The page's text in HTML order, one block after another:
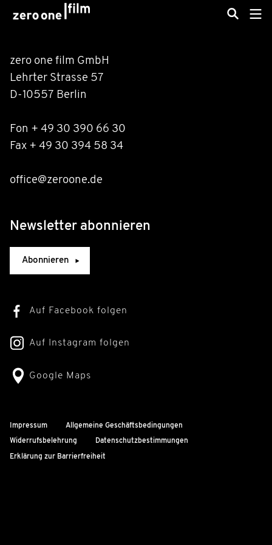
zero one film GmbH
Lehrter Strasse 57
D-10557 Berlin
Fon + 49 30 390 66 30
Fax + 49 30 394 58 34
office@zeroone.de
Newsletter abonnieren
Abonnieren
Auf Facebook folgen
Auf Instagram folgen
Google Maps
Impressum Allgemeine Geschäftsbedingungen
Widerrufsbelehrung Datenschutzbestimmungen
Erklärung zur Barrierfreiheit